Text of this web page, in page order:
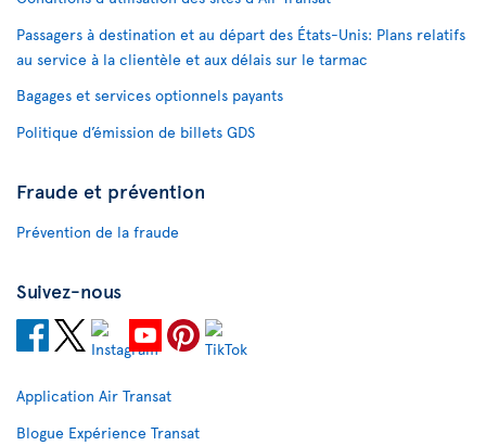
Passagers à destination et au départ des États-Unis: Plans relatifs
au service à la clientèle et aux délais sur le tarmac
Bagages et services optionnels payants
Politique d’émission de billets GDS
Fraude et prévention
Prévention de la fraude
Suivez-nous
Application Air Transat
Blogue Expérience Transat